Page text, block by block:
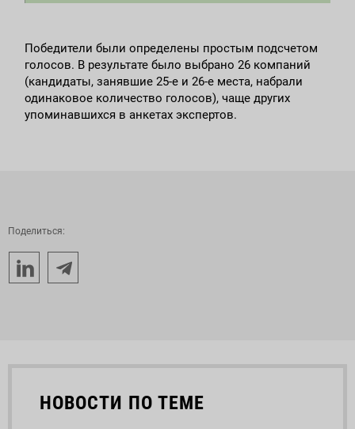
Победители были определены простым подсчетом
голосов. В результате было выбрано 26 компаний
(кандидаты, занявшие 25-е и 26-е места, набрали
одинаковое количество голосов), чаще других
упоминавшихся в анкетах экспертов.
Поделиться:
НОВОСТИ ПО ТЕМЕ